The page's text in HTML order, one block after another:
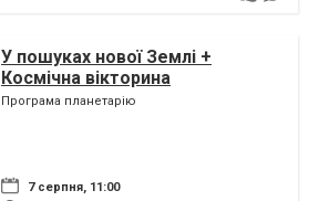
У пошуках нової Землі +
Космічна вікторина
Програма планетарію
7 серпня, 11:00